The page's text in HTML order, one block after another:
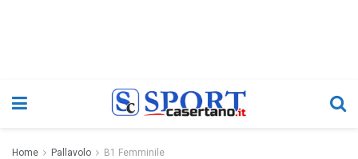
Home Pallavolo B1 Femminile